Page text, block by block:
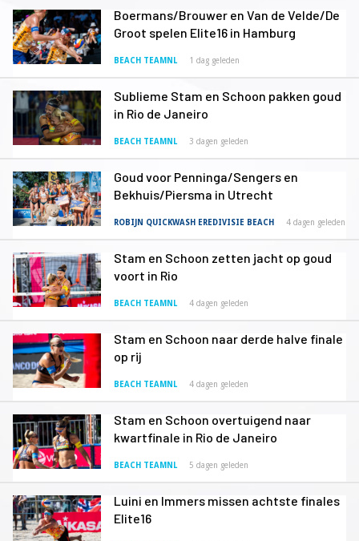
Boermans/Brouwer en Van de Velde/De
Groot spelen Elite16 in Hamburg
BEACH TEAMNL 1 dag geleden
Sublieme Stam en Schoon pakken goud
in Rio de Janeiro
BEACH TEAMNL 3 dagen geleden
Goud voor Penninga/Sengers en
Bekhuis/Piersma in Utrecht
ROBIJN QUICKWASH EREDIVISIE BEACH 4 dagen geleden
Stam en Schoon zetten jacht op goud
voort in Rio
BEACH TEAMNL 4 dagen geleden
Stam en Schoon naar derde halve finale
op rij
BEACH TEAMNL 4 dagen geleden
Stam en Schoon overtuigend naar
kwartfinale in Rio de Janeiro
BEACH TEAMNL 5 dagen geleden
Luini en Immers missen achtste finales
Elite16